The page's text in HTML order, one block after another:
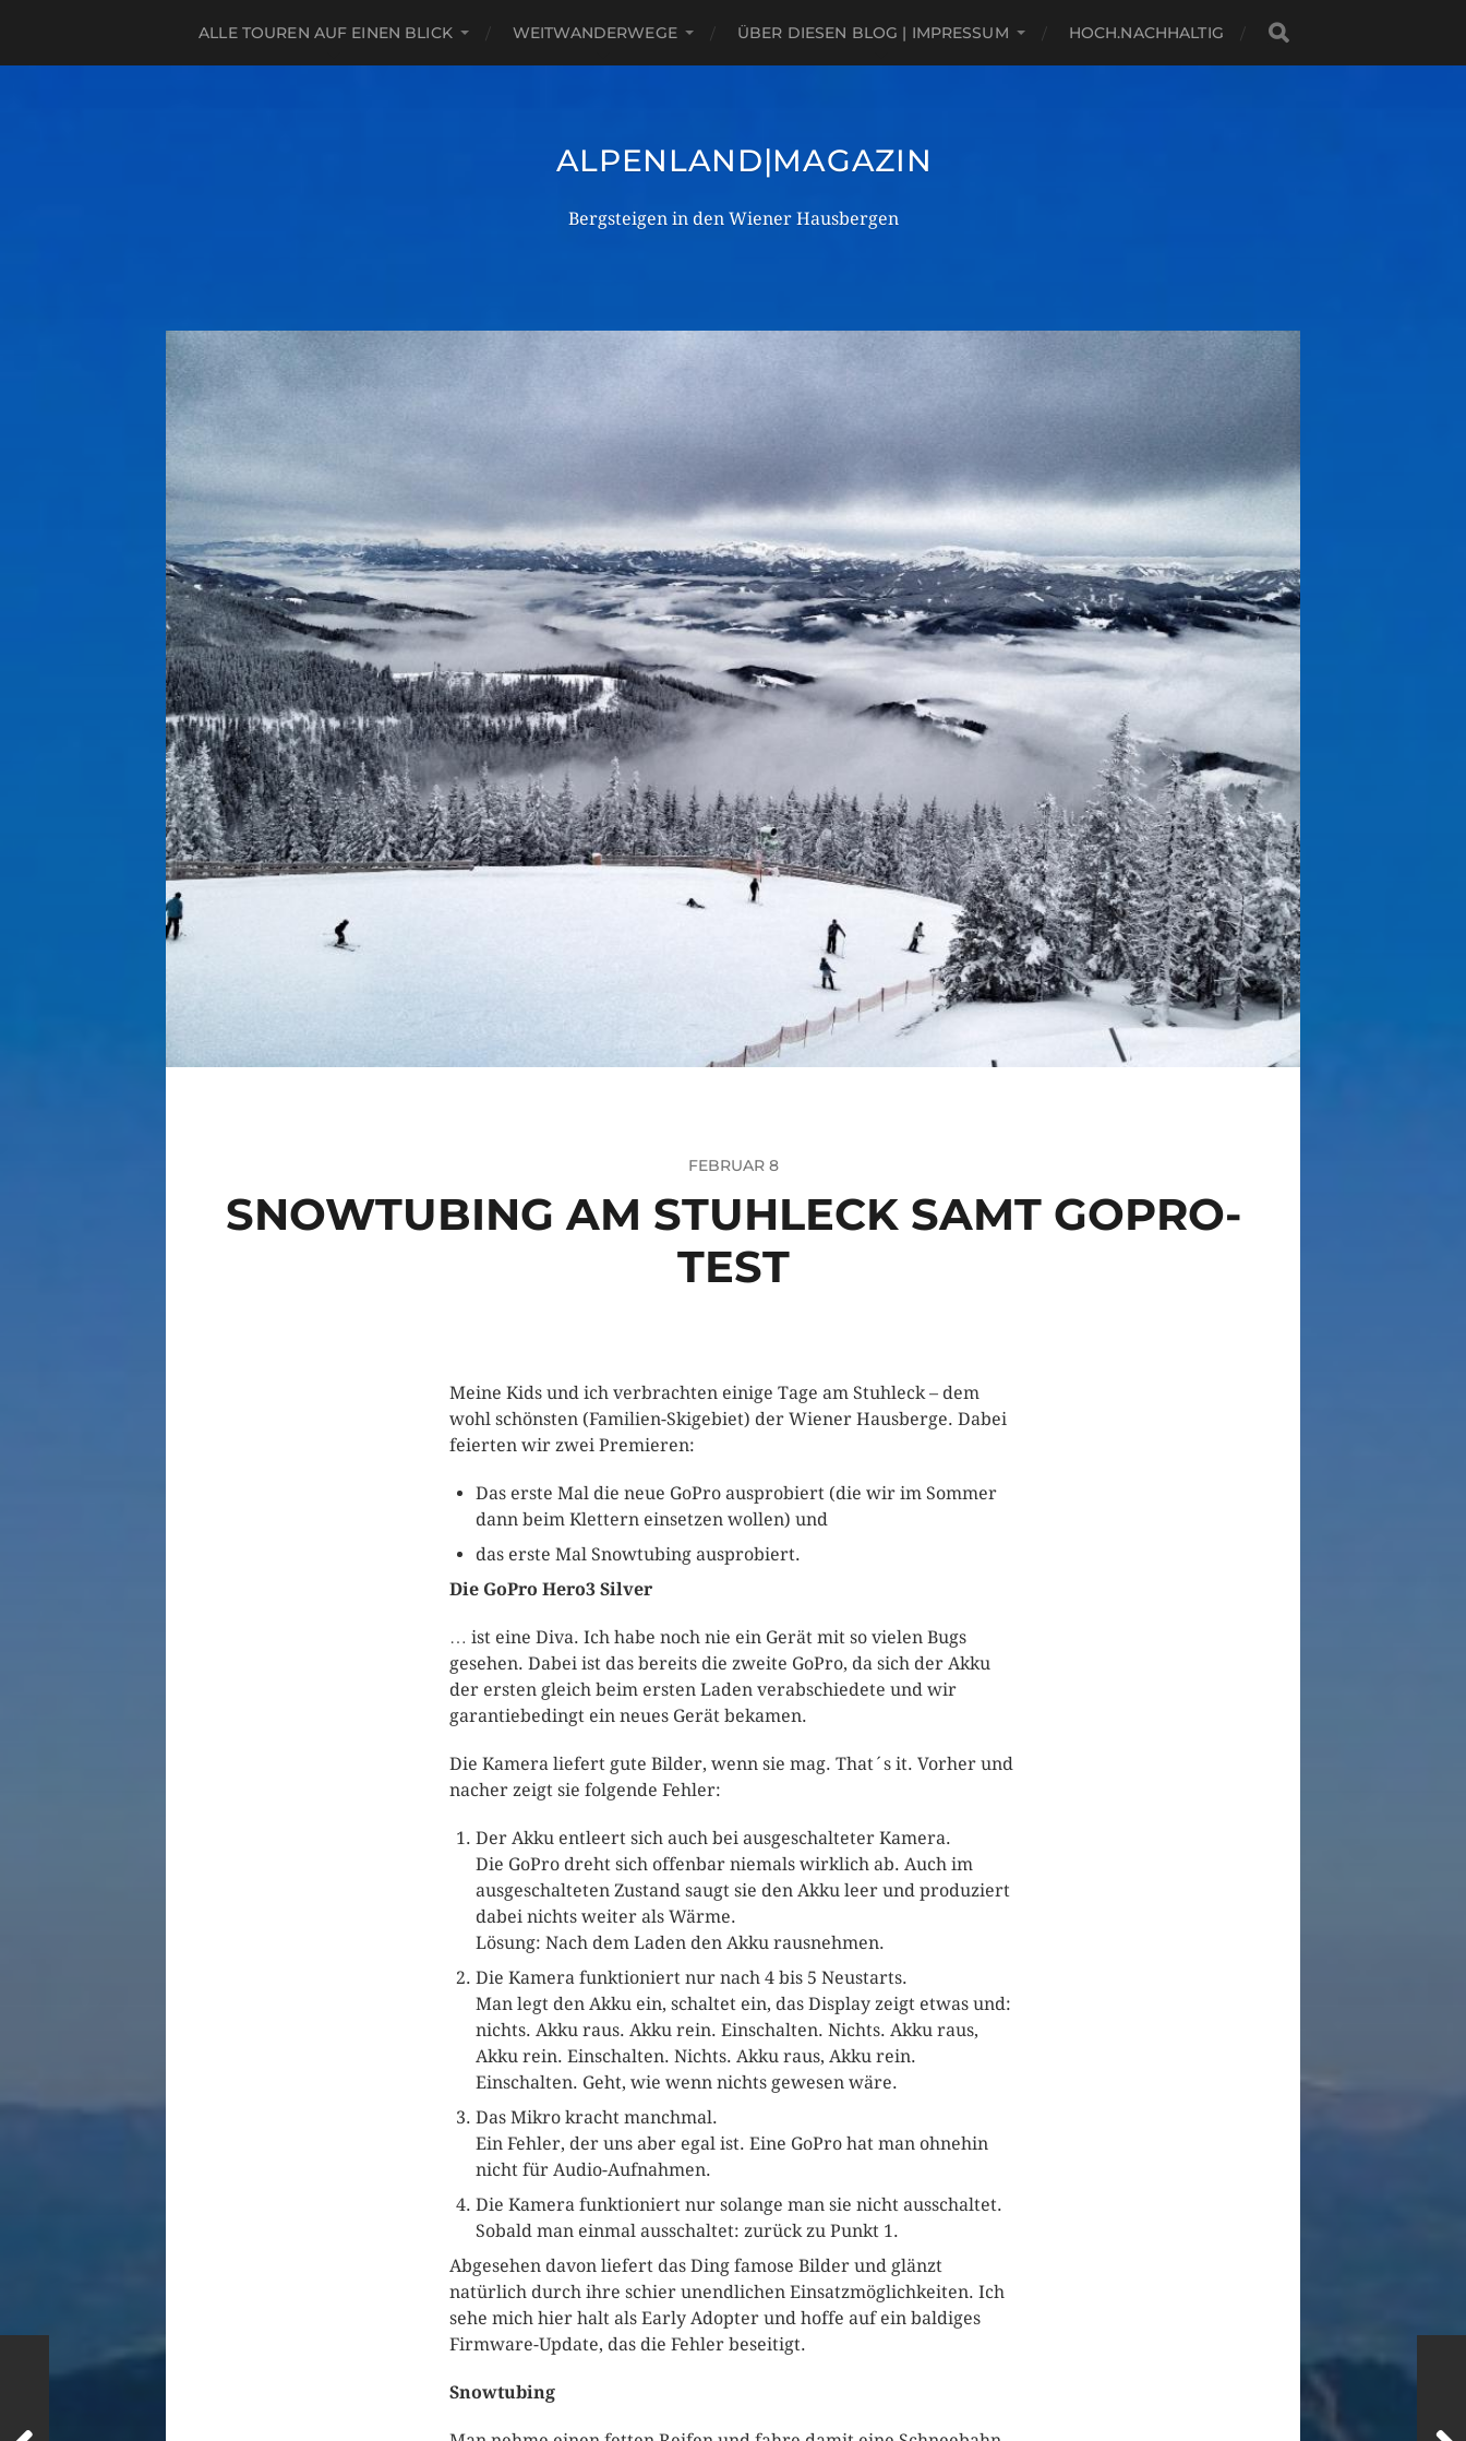
ALLE TOUREN AUF EINEN BLICK WEITWANDERWEGE ÜBER DIESEN BLOG | IMPRESSUM HOCH.NACHHALTIG
ALPENLAND|MAGAZIN
Bergsteigen in den Wiener Hausbergen
FEBRUAR 8
SNOWTUBING AM STUHLECK SAMT GOPRO-
TEST
Meine Kids und ich verbrachten einige Tage am Stuhleck – dem
wohl schönsten (Familien-Skigebiet) der Wiener Hausberge. Dabei
feierten wir zwei Premieren:
Das erste Mal die neue GoPro ausprobiert (die wir im Sommer
dann beim Klettern einsetzen wollen) und
das erste Mal Snowtubing ausprobiert.
Die GoPro Hero3 Silver
… ist eine Diva. Ich habe noch nie ein Gerät mit so vielen Bugs
gesehen. Dabei ist das bereits die zweite GoPro, da sich der Akku
der ersten gleich beim ersten Laden verabschiedete und wir
garantiebedingt ein neues Gerät bekamen.
Die Kamera liefert gute Bilder, wenn sie mag. That´s it. Vorher und
nacher zeigt sie folgende Fehler:
Der Akku entleert sich auch bei ausgeschalteter Kamera.
Die GoPro dreht sich offenbar niemals wirklich ab. Auch im
ausgeschalteten Zustand saugt sie den Akku leer und produziert
dabei nichts weiter als Wärme.
Lösung: Nach dem Laden den Akku rausnehmen.
Die Kamera funktioniert nur nach 4 bis 5 Neustarts.
Man legt den Akku ein, schaltet ein, das Display zeigt etwas und:
nichts. Akku raus. Akku rein. Einschalten. Nichts. Akku raus,
Akku rein. Einschalten. Nichts. Akku raus, Akku rein.
Einschalten. Geht, wie wenn nichts gewesen wäre.
Das Mikro kracht manchmal.
Ein Fehler, der uns aber egal ist. Eine GoPro hat man ohnehin
nicht für Audio-Aufnahmen.
Die Kamera funktioniert nur solange man sie nicht ausschaltet.
Sobald man einmal ausschaltet: zurück zu Punkt 1.
Abgesehen davon liefert das Ding famose Bilder und glänzt
natürlich durch ihre schier unendlichen Einsatzmöglichkeiten. Ich
sehe mich hier halt als Early Adopter und hoffe auf ein baldiges
Firmware-Update, das die Fehler beseitigt.
Snowtubing